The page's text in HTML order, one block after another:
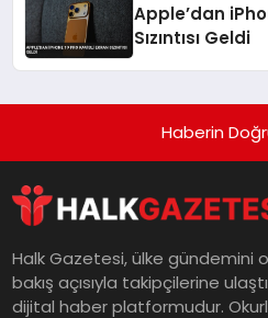
Apple’dan
Sızıntısı Geldi
Haberin
Halk Gazetesi, ülke gündemini
bakış açısıyla takipçilerine
dijital haber platformudur.